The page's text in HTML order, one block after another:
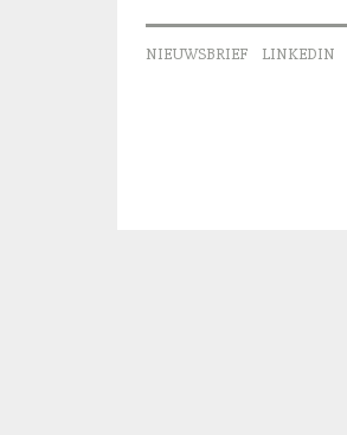
NIEUWSBRIEF LINKEDIN